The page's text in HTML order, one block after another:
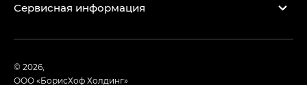
Сервисная информация
© 2026,
ООО «БорисХоф Холдинг»